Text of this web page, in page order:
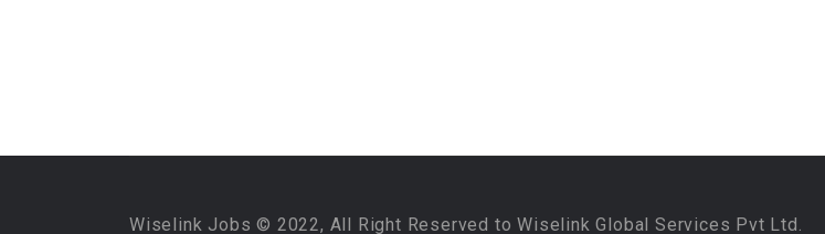
Wiselink Jobs © 2022, All Right Reserved to Wiselink Global Services Pvt Ltd.